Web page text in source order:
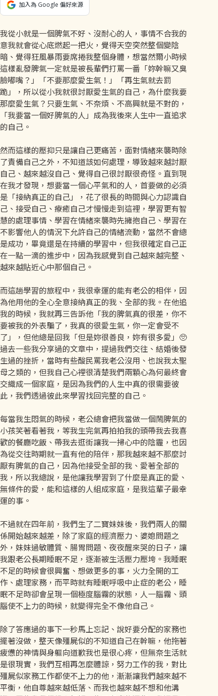
加入為 Google 偏好來源
我從小就是一個脾氣不好、沒耐心的人，事情不合我的
意我就會從心底燃起一把火，覺得天空突然整個變陰
暗、覺得狂風暴雨要席捲我整個身體，想當然爾小時候
這樣亂發脾氣一定就是被長輩們打罵一番「妳幹嘛又臭
臉嘟嘴？」「不要那麼愛生氣！」「再生氣就去罰
跪」，所以從小我就很討厭愛生氣的自己，為什麼我要
那麼愛生氣？只要生氣、不奈煩、不高興就是不對的，
「我要當一個好脾氣的人」成為我後來人生中一直追求
的自己。
然而這樣的壓抑只是讓自己更痛苦，面對情緒來襲時除
了責備自己之外，不知道該如何處理，導致越來越討厭
自己、越來越沒自己、覺得自己很討厭很奇怪。直到現
在我才發現，想要當一個心平氣和的人，首要做的必須
是「接納真正的自己」，花了很長的時間與心力認識自
己、接受自己、療癒自己才慢慢走到這裡，學習更有智
慧的處理事情、學習在情緒來襲時先擁抱自己、學習在
不影響他人的情況下允許自己的情緒流動，當然不會總
是成功，畢竟還是在持續的學習中，但我很確定自己正
在一點一滴的進步中，因為我感覺到自己越來越完整、
越來越貼近心中那個自己。
而這趟學習的旅程中，我很幸運的能有老公的相伴，因
為他用他的全心全意接納真正的我、全部的我。在他追
我的時候，我就再三告訴他「我的脾氣真的很差，你不
要被我的外表騙了，我真的很愛生氣，你一定會受不
了」，但他總是回我「但是妳很善良，妳有很多愛」🥺
過去一些我分享過的文章中，提過我們交往、結婚後發
生過的挫折，當時有些酸民罵我老公沒用、也說我太聖
母之類的，但我自己心裡很清楚我們兩顆心為何最終會
交織成一個家庭，是因為我們的人生中真的很需要彼
此，我們透過彼此來學習找回完整的自己。
每當我生悶氣的時候，老公總會把我當做一個鬧脾氣的
小孩笑著看著我，等我生完氣再拍拍我的頭帶我去我喜
歡的餐廳吃飯、帶我去逛街讓我一掃心中的陰霾，也因
為從交往時期就一直有他的陪伴，那我越來越不那麼討
厭有脾氣的自己，因為他接受全部的我、愛著全部的
我，所以我總說，是他讓我學習到了什麼是真正的愛、
無條件的愛，能和這樣的人組成家庭，是我這輩子最幸
運的事。
不過就在四年前，我們生了二寶妹妹後，我們兩人的關
係開始越來越差，除了家庭的經濟壓力、婆媳問題之
外，妹妹過敏體質、腸胃問題、夜夜醒來哭的日子，讓
我跟老公長期睡眠不足，逐漸被生活壓力壓垮。我睡眠
不足的時候會很興奮、想做更多的事，火力全開的工
作、處理家務，而平時就有睡眠呼吸中止症的老公，睡
眠不足時卻會呈現一個極度腦霧的狀態，人一腦霧、頭
腦使不上力的時候，就變得完全不像他自己。
除了答應過的事下一秒馬上忘記、說好要分配的家務也
擺著沒做，整天像殭屍似的不知道自己在幹嘛，他拖著
疲憊的神情與身軀向道歉我也是很心疼，但無奈生活就
是很現實，我們互相再怎麼體諒，努力工作的我，對比
殭屍似家務工作都使不上力的他，漸漸讓我們越來越不
平衡，他自尊越來越低落、而我也越來越不想和他溝